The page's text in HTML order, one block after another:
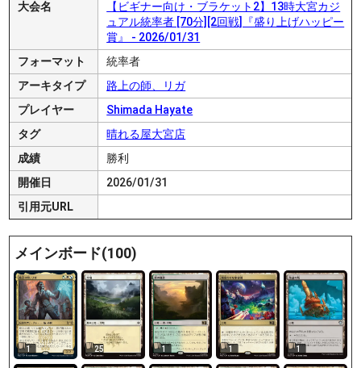
大会名
【ビギナー向け・ブラケット2】13時大宮カジ
ュアル統率者 [70分][2回戦]『盛り上げハッピー
賞』 - 2026/01/31
フォーマット
統率者
アーキタイプ
路上の師、リガ
プレイヤー
Shimada Hayate
タグ
晴れる屋大宮店
成績
勝利
開催日
2026/01/31
引用元URL
メインボード(100)
1 25 1 1 1